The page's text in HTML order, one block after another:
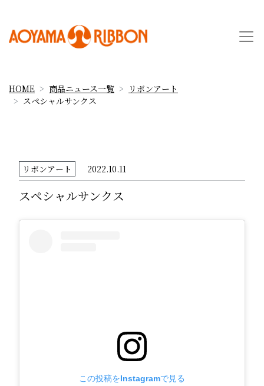
HOME 商品ニュース一覧
リボンアート
スペシャルサンクス
リボンアート 2022.10.11
スペシャルサンクス
この投稿をInstagramで見る